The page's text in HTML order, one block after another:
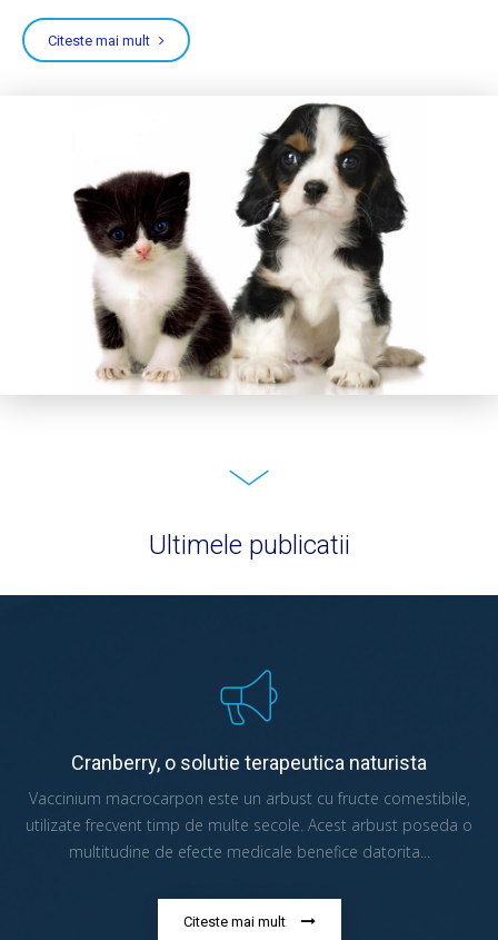
Citeste mai mult
Ultimele publicatii
Cranberry, o solutie terapeutica naturista
Vaccinium macrocarpon este un arbust cu fructe comestibile,
utilizate frecvent timp de multe secole. Acest arbust poseda o
multitudine de efecte medicale benefice datorita...
Citeste mai mult